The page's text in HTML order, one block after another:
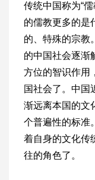
传统中国称为“
的儒教更多的是
的、特殊的宗教
的中国社会逐渐
方位的智识作用
国社会了。中国
渐远离本国的文
个普遍性的标准
着自身的文化传
往的角色了。